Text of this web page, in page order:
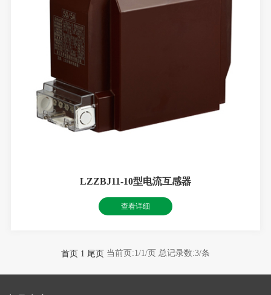
LZZBJ11-10型电流互感器
查看详细
首页 1 尾页 当前页:1/1/页 总记录数:3/条